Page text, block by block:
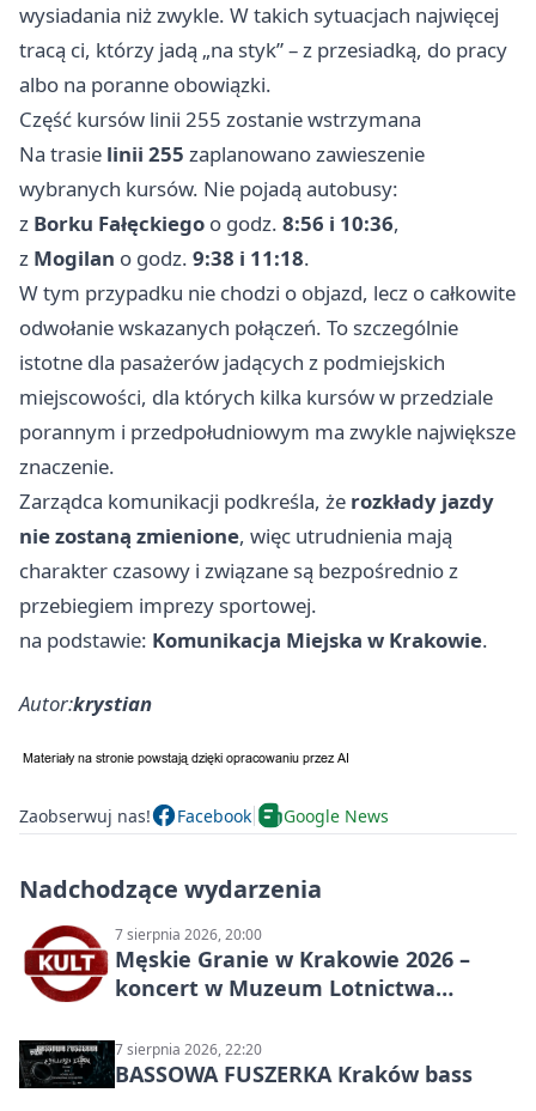
wysiadania niż zwykle. W takich sytuacjach najwięcej
tracą ci, którzy jadą „na styk” – z przesiadką, do pracy
albo na poranne obowiązki.
Część kursów linii 255 zostanie wstrzymana
Na trasie linii 255 zaplanowano zawieszenie
wybranych kursów. Nie pojadą autobusy:
z Borku Fałęckiego o godz. 8:56 i 10:36,
z Mogilan o godz. 9:38 i 11:18.
W tym przypadku nie chodzi o objazd, lecz o całkowite
odwołanie wskazanych połączeń. To szczególnie
istotne dla pasażerów jadących z podmiejskich
miejscowości, dla których kilka kursów w przedziale
porannym i przedpołudniowym ma zwykle największe
znaczenie.
Zarządca komunikacji podkreśla, że rozkłady jazdy
nie zostaną zmienione, więc utrudnienia mają
charakter czasowy i związane są bezpośrednio z
przebiegiem imprezy sportowej.
na podstawie: Komunikacja Miejska w Krakowie.
Autor:krystian
Zaobserwuj nas! Facebook Google News
Nadchodzące wydarzenia
7 sierpnia 2026, 20:00
Męskie Granie w Krakowie 2026 –
koncert w Muzeum Lotnictwa
7 sierpnia 2026, 22:20
BASSOWA FUSZERKA Kraków bass